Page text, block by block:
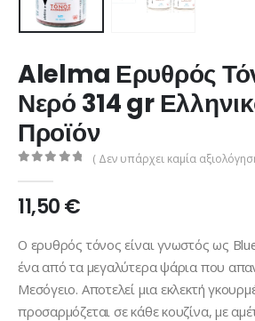
Alelma Ερυθρός
Νερό 314 gr
Προϊόν
( Δεν υπάρχει καμία
11,50€
Ο ερυθρός τόνος είναι γνωστός ως Blue
ένα από τα μεγαλύτερα ψάρια που
Μεσόγειο. Αποτελεί μια εκλεκτή
προσαρμόζεται σε κάθε κουζίνα, με